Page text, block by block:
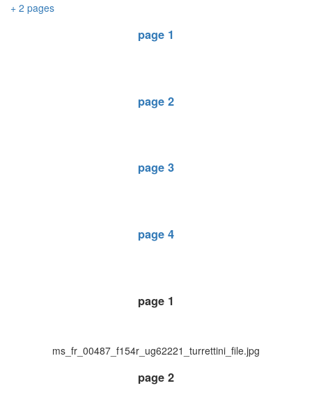
+ 2 pages
page 1
page 2
page 3
page 4
page 1
ms_fr_00487_f154r_ug62221_turrettini_file.jpg
page 2